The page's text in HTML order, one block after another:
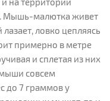
Мышь-малютка живет
ловко цепляясь
примерно в метре
и сплетая из них
совсем
до 7 граммов у